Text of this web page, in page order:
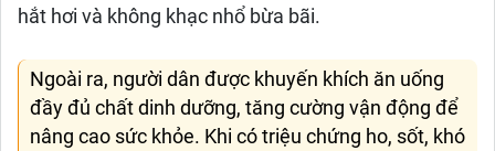
hắt hơi và không khạc nhổ bừa bãi.
Ngoài ra, người dân được khuyến khích ăn uống
đầy đủ chất dinh dưỡng, tăng cường vận động để
nâng cao sức khỏe. Khi có triệu chứng ho, sốt, khó